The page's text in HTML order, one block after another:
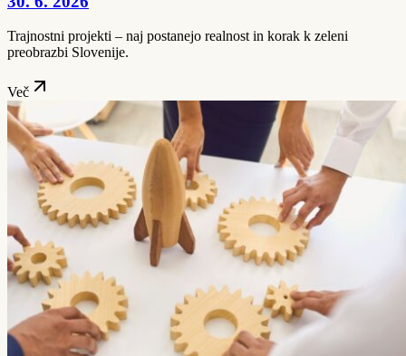
Trajnostni projekti – naj postanejo realnost in korak k zeleni
preobrazbi Slovenije.
Več